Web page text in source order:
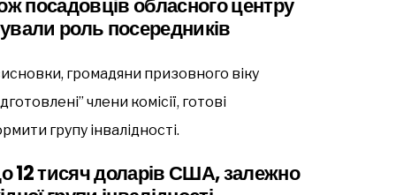
роль посередників
громадяни призовного віку
члени комісії, готові
групу інвалідності.
12 тисяч доларів США, залежно